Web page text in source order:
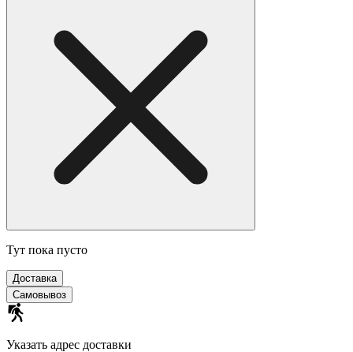
Тут пока пусто
Доставка
Самовывоз
Указать адрес доставки